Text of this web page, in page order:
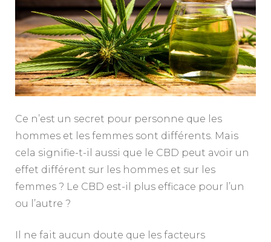
Ce n’est un secret pour personne que les
hommes et les femmes sont différents. Mais
cela signifie-t-il aussi que le CBD peut avoir un
effet différent sur les hommes et sur les
femmes ? Le CBD est-il plus efficace pour l’un
ou l’autre ?
Il ne fait aucun doute que les facteurs